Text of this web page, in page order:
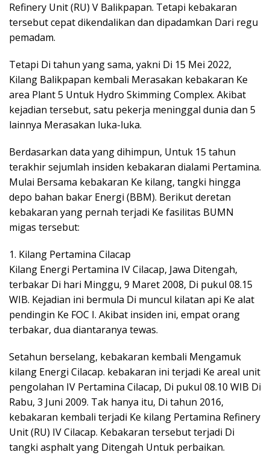
Refinery Unit (RU) V Balikpapan. Tetapi kebakaran
tersebut cepat dikendalikan dan dipadamkan Dari regu
pemadam.
Tetapi Di tahun yang sama, yakni Di 15 Mei 2022,
Kilang Balikpapan kembali Merasakan kebakaran Ke
area Plant 5 Untuk Hydro Skimming Complex. Akibat
kejadian tersebut, satu pekerja meninggal dunia dan 5
lainnya Merasakan luka-luka.
Berdasarkan data yang dihimpun, Untuk 15 tahun
terakhir sejumlah insiden kebakaran dialami Pertamina.
Mulai Bersama kebakaran Ke kilang, tangki hingga
depo bahan bakar Energi (BBM). Berikut deretan
kebakaran yang pernah terjadi Ke fasilitas BUMN
migas tersebut:
1. Kilang Pertamina Cilacap
Kilang Energi Pertamina IV Cilacap, Jawa Ditengah,
terbakar Di hari Minggu, 9 Maret 2008, Di pukul 08.15
WIB. Kejadian ini bermula Di muncul kilatan api Ke alat
pendingin Ke FOC I. Akibat insiden ini, empat orang
terbakar, dua diantaranya tewas.
Setahun berselang, kebakaran kembali Mengamuk
kilang Energi Cilacap. kebakaran ini terjadi Ke areal unit
pengolahan IV Pertamina Cilacap, Di pukul 08.10 WIB Di
Rabu, 3 Juni 2009. Tak hanya itu, Di tahun 2016,
kebakaran kembali terjadi Ke kilang Pertamina Refinery
Unit (RU) IV Cilacap. Kebakaran tersebut terjadi Di
tangki asphalt yang Ditengah Untuk perbaikan.